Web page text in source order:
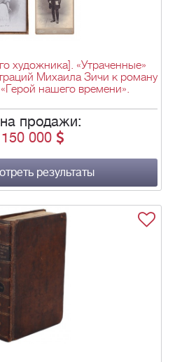
художника]. «Утраченные»
Михаила Зичи к роману
нашего времени».
продажи:
150 000
результаты